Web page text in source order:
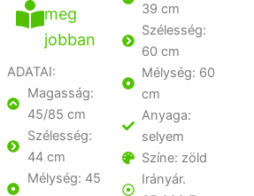
meg
jobban
ADATAI:
Magasság:
45/85 cm
Szélesség:
44 cm
Mélység: 45
39 cm
Szélesség:
60 cm
Mélység: 60
cm
Anyaga:
selyem
Színe: zöld
Irányár.